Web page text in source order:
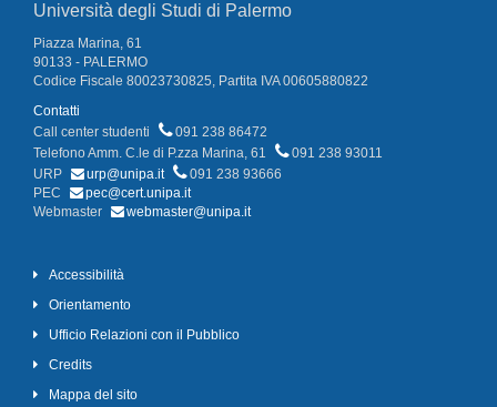
Università degli Studi di Palermo
Piazza Marina, 61
90133 - PALERMO
Codice Fiscale 80023730825, Partita IVA 00605880822
Contatti
Call center studenti
091 238 86472
Telefono Amm. C.le di P.zza Marina, 61
091 238 93011
URP
urp@unipa.it
091 238 93666
PEC
pec@cert.unipa.it
Webmaster
webmaster@unipa.it
Accessibilità
Orientamento
Ufficio Relazioni con il Pubblico
Credits
Mappa del sito